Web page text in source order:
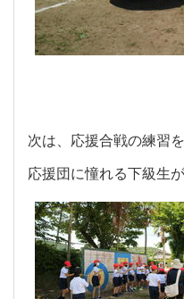
次は、応援合戦の練習
応援団に憧れる下級生